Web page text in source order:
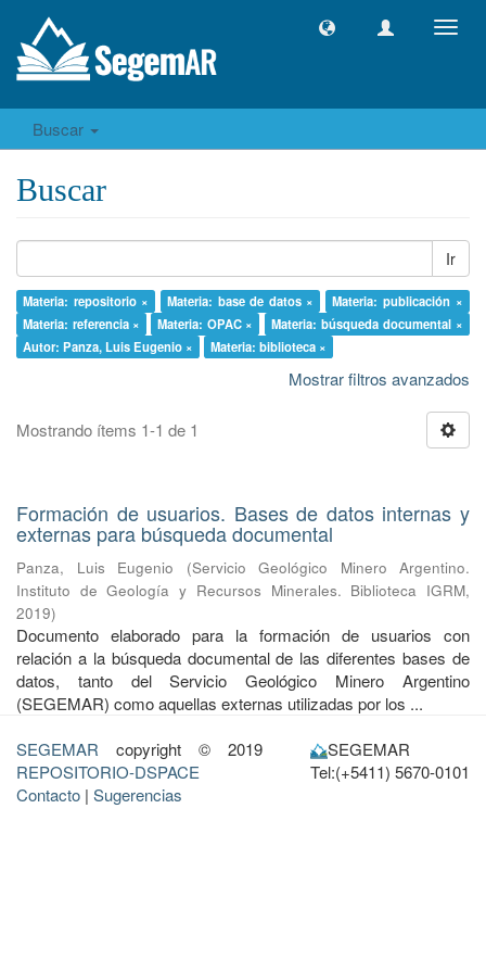
Buscar
Buscar
Ir
Materia: repositorio × Materia: base de datos ×
Materia: publicación ×
Materia: referencia ×
Materia: OPAC ×
Materia: búsqueda documental ×
Autor: Panza, Luis Eugenio ×
Materia: biblioteca ×
Mostrar filtros avanzados
Mostrando ítems 1-1 de 1
Formación de usuarios. Bases de datos internas y
externas para búsqueda documental
Panza, Luis Eugenio (Servicio Geológico Minero Argentino.
Instituto de Geología y Recursos Minerales. Biblioteca IGRM,
2019)
Documento elaborado para la formación de usuarios con
relación a la búsqueda documental de las diferentes bases de
datos, tanto del Servicio Geológico Minero Argentino
(SEGEMAR) como aquellas externas utilizadas por los ...
SEGEMAR copyright © 2019
REPOSITORIO-DSPACE
Contacto | Sugerencias
SEGEMAR
Tel:(+5411) 5670-0101